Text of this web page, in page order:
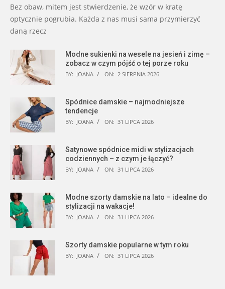
Bez obaw, mitem jest stwierdzenie, że wzór w kratę
optycznie pogrubia. Każda z nas musi sama przymierzyć
daną rzecz
Modne sukienki na wesele na jesień i zimę –
zobacz w czym pójść o tej porze roku
BY: JOANA ON: 2 SIERPNIA 2026
Spódnice damskie – najmodniejsze
tendencje
BY: JOANA ON: 31 LIPCA 2026
Satynowe spódnice midi w stylizacjach
codziennych – z czym je łączyć?
BY: JOANA ON: 31 LIPCA 2026
Modne szorty damskie na lato – idealne do
stylizacji na wakacje!
BY: JOANA ON: 31 LIPCA 2026
Szorty damskie popularne w tym roku
BY: JOANA ON: 31 LIPCA 2026